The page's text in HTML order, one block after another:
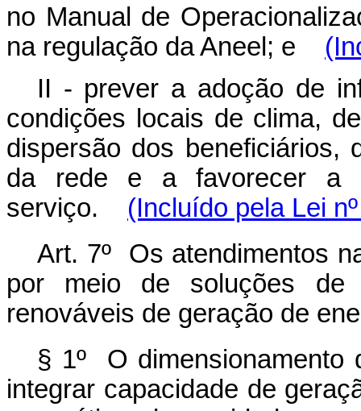
no Manual de
na regulação da Aneel; e
II - prever a adoção de
condições locais de clima,
dispersão dos beneficiários,
da rede e a favorecer a
serviço.
(Incluído pela Lei
Art. 7º Os atendimentos
por meio de soluções de
renováveis de geração de
§ 1º O dimensionamento
integrar capacidade de